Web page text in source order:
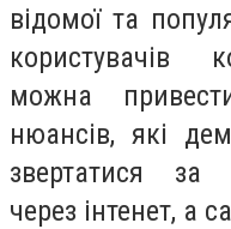
відомої та
користувачів
можна
нюансів, які
звертатися за
через інтенет, а